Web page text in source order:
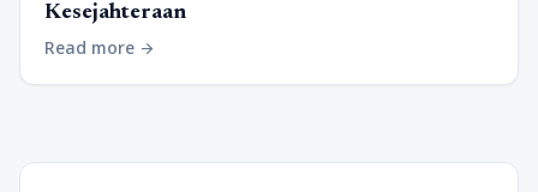
Kesejahteraan
Read more arrow_forward